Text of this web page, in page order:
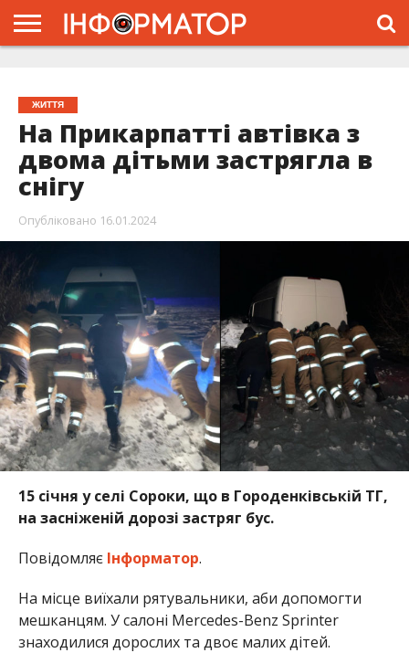
ЖИТТЯ
На Прикарпатті автівка з
двома дітьми застрягла в
снігу
Опубліковано 16.01.2024
15 січня у селі Сороки, що в Городенківській ТГ,
на засніженій дорозі застряг бус.
Повідомляє Інформатор.
На місце виїхали рятувальники, аби допомогти
мешканцям. У салоні Mercedes-Benz Sprinter
знаходилися дорослих та двоє малих дітей.